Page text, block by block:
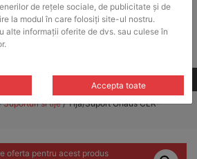
CAUTARE
Suporturi si tije/ Tija/Suport Ohaus CLR-
oferta pentru acest produs
de rețele sociale, de publicitate și de
la modul în care folosiți site-ul nostru.
alte informații oferite de dvs. sau culese în
Accepta toate